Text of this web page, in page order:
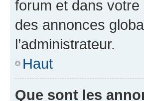
forum et dans votre
des annonces
l’administrateur.
Haut
Que sont les